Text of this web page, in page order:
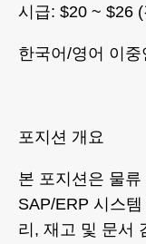
시급: $20 ~ $26
한국어/영어 이중
포지션 개요
본 포지션은 물
SAP/ERP 시스
리, 재고 및 문서